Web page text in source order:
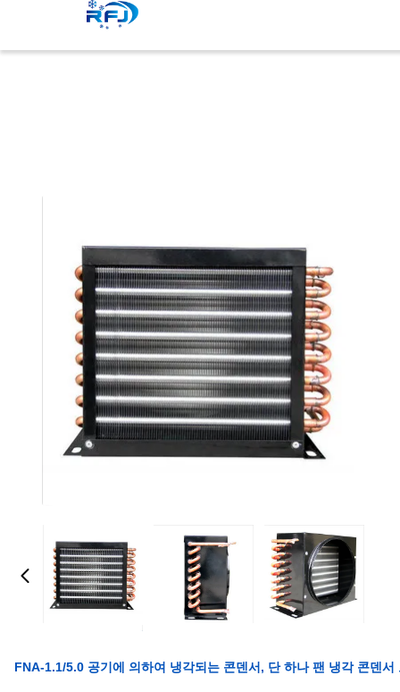
FNA-1.1/5.0 공기에 의하여 냉각되는 콘덴서, 단 하나 팬 냉각 콘덴서